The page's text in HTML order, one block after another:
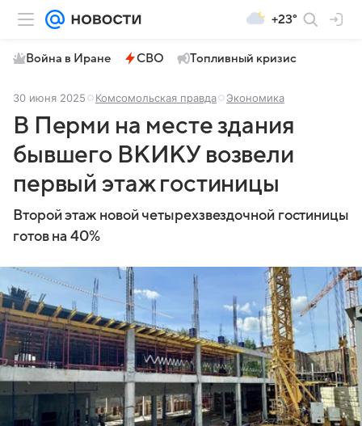
+23°
Война в Иране СВО Топливный кризис
30 июня 2025 Комсомольская правда Экономика
В Перми на месте здания
бывшего ВКИКУ возвели
первый этаж гостиницы
Второй этаж новой четырехзвездочной гостиницы
готов на 40%